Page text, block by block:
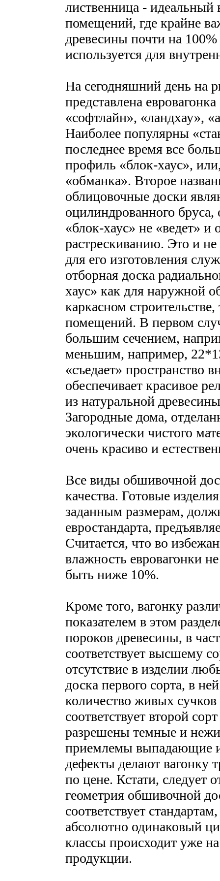
лиственница - идеальный
помещений, где крайне
древесины почти на 100%
используется для
На сегодняшний день на
представлена
«софтлайн», «ландхау»,
Наиболее популярны
последнее время все
профиль «блок-хаус»,
«обманка». Второе
облицовочные доски
оцилиндрованного бруса,
«блок-хаус» не «ведет»
растрескиванию. Это и
для его изготовления
отборная доска
хаус» как для наружной
каркасном
помещений. В первом
большим сечением,
меньшим, например,
«съедает» пространство
обеспечивает красивое
из натуральной
Загородные дома,
экологически чистого
очень красиво и
Все виды обшивочной
качества. Готовые
заданным размерам,
евростандарта,
Считается, что во
влажность евровагонки
быть ниже 10%.
Кроме того, вагонку
показателем в этом
пороков древесины, в
соответствует высшему
отсутствие в изделии
доска первого сорта, в
количество живых сучков
соответствует второй
разрешены темные и
приемлемы выпадающие
дефекты делают вагонку
по цене. Кстати, следует
геометрия обшивочной
соответствует
абсолютно одинаковый
классы происходит уже
продукции.